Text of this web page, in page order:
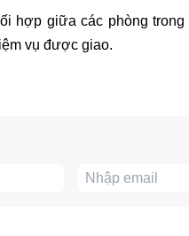
hợp giữa các phòng
vụ được giao.